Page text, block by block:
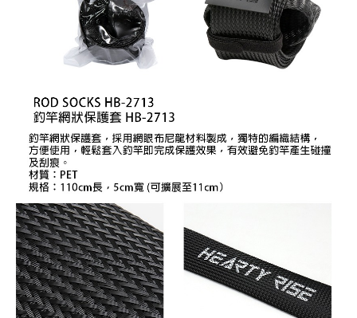
1.本服務係由「台灣大哥大股份有限公司」（以下簡稱本公司）所提供，讓
用戶於交易時，得透過本服務購買商品或服務，並由商店將買賣／分期付款
買賣價金債權讓與本公司後，依約使用本公司帳單繳交帳款。
2.基於同意付款使用「大哥付你分期」之契約關係目的，商店將以您的個人
資料（包含姓名、電話或地址）提供予台灣大哥大進項蒐集、處理及利用，
3.完整用戶服務條款，請詳閱以下連結：
ATM／網路銀行／等多元方式進行付款，方視為交易完成。
※ 請注意：結帳手續完成當下不需立刻繳費，但若您需要取消訂單，請聯絡
購買商品的店家。未經商家同意取消之訂單仍視為有效，需透過AFTEE先享
後付繳納相關費用。
※ 交易是否成功請以「AFTEE先享後付 」之結帳頁面顯示為準，若有關於
【注意事項】
１．透過由恩沛科技股份有限公司提供之「AFTEE先享後付」服務完成之交
易，需依本服務之必要範圍內提供個人資料，並將交易相關給付款項請求債
權轉讓予恩沛科技股份有限公司。
２．關於個人資料處理事宜，請瀏覽以下網址：
https://aftee.tw/terms/#terms3
３．未成年的使用者請事先徵得法定代理人或監護人之同意方可使用
「AFTEE先享後付」，若未經同意申辦者引起之損失，本公司不負相關責
任。
４．使用「AFTEE先享後付」時，將依據個別帳號之用戶狀況，依本公司即
時審查核予不同之上限額度；若仍有額度不足之情形，本公司將視審查結果
請求用戶進行身份認證。
５．嚴禁一人註冊多個帳號或使用他人資訊註冊。若發現惡意使用之情形，
恩沛科技股份有限公司將有權停止該用戶之使用額度並採取法律行動。
每筆NT$60，滿NT$1,200(含以上)免運費
7-11取貨付款
每筆NT$60，滿NT$1,200(含以上)免運費
每筆NT$60，滿NT$1,200(含以上)免運費
一般宅配（門市自取請勿下單，請聯繫客服）
每筆NT$100，滿NT$2,000(含以上)免運費
離島一般宅配
每筆NT$200，滿NT$2,000(含以上)免運費
貨到付款（門市自取請勿下單，請聯繫客服）
每筆NT$200，滿NT$3,000(含以上)免運費
國家/地區配送(**下單前請私訊客服確認實際運費(運費另
查看運費